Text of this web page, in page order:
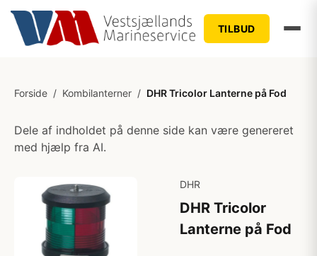
TILBUD
Forside / Kombilanterner / DHR Tricolor Lanterne på Fod
Dele af indholdet på denne side kan være genereret
med hjælp fra AI.
DHR
DHR Tricolor
Lanterne på Fod